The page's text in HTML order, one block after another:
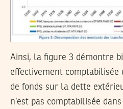
Ainsi, la figure 3 démontre
effectivement
de fonds sur la dette
n’est pas comptabilisée